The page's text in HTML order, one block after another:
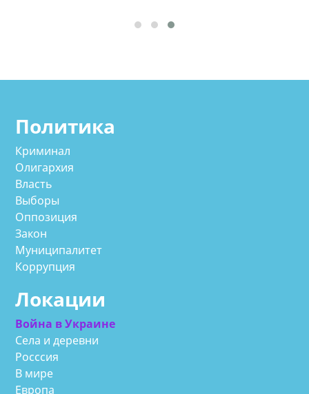
Политика
Криминал
Олигархия
Власть
Выборы
Оппозиция
Закон
Муниципалитет
Коррупция
Локации
Война в Украине
Села и деревни
Росссия
В мире
Европа